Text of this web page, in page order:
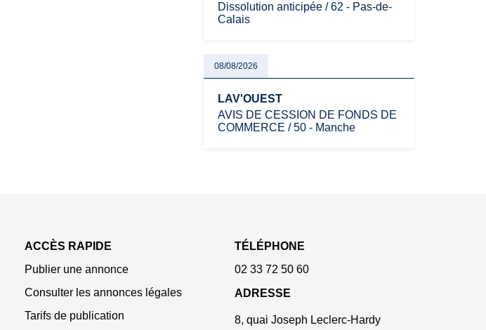
Dissolution anticipée / 62 - Pas-de-
Calais
08/08/2026
LAV'OUEST
AVIS DE CESSION DE FONDS DE
COMMERCE / 50 - Manche
ACCÈS RAPIDE
Publier une annonce
Consulter les annonces légales
Tarifs de publication
TÉLÉPHONE
02 33 72 50 60
ADRESSE
8, quai Joseph Leclerc-Hardy